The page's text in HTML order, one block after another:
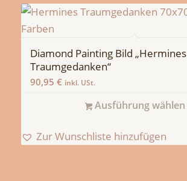
Diamond Painting Bild „Hermines
Traumgedanken“
90,95 € inkl. USt.
Ausführung wählen
Zur Wunschliste hinzufügen